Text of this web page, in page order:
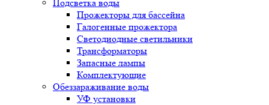
Подсветка воды
Прожекторы для бассейна
Галогенные прожектора
Светодиодные светильники
Трансформаторы
Запасные лампы
Комплектующие
Обеззараживание воды
УФ установки